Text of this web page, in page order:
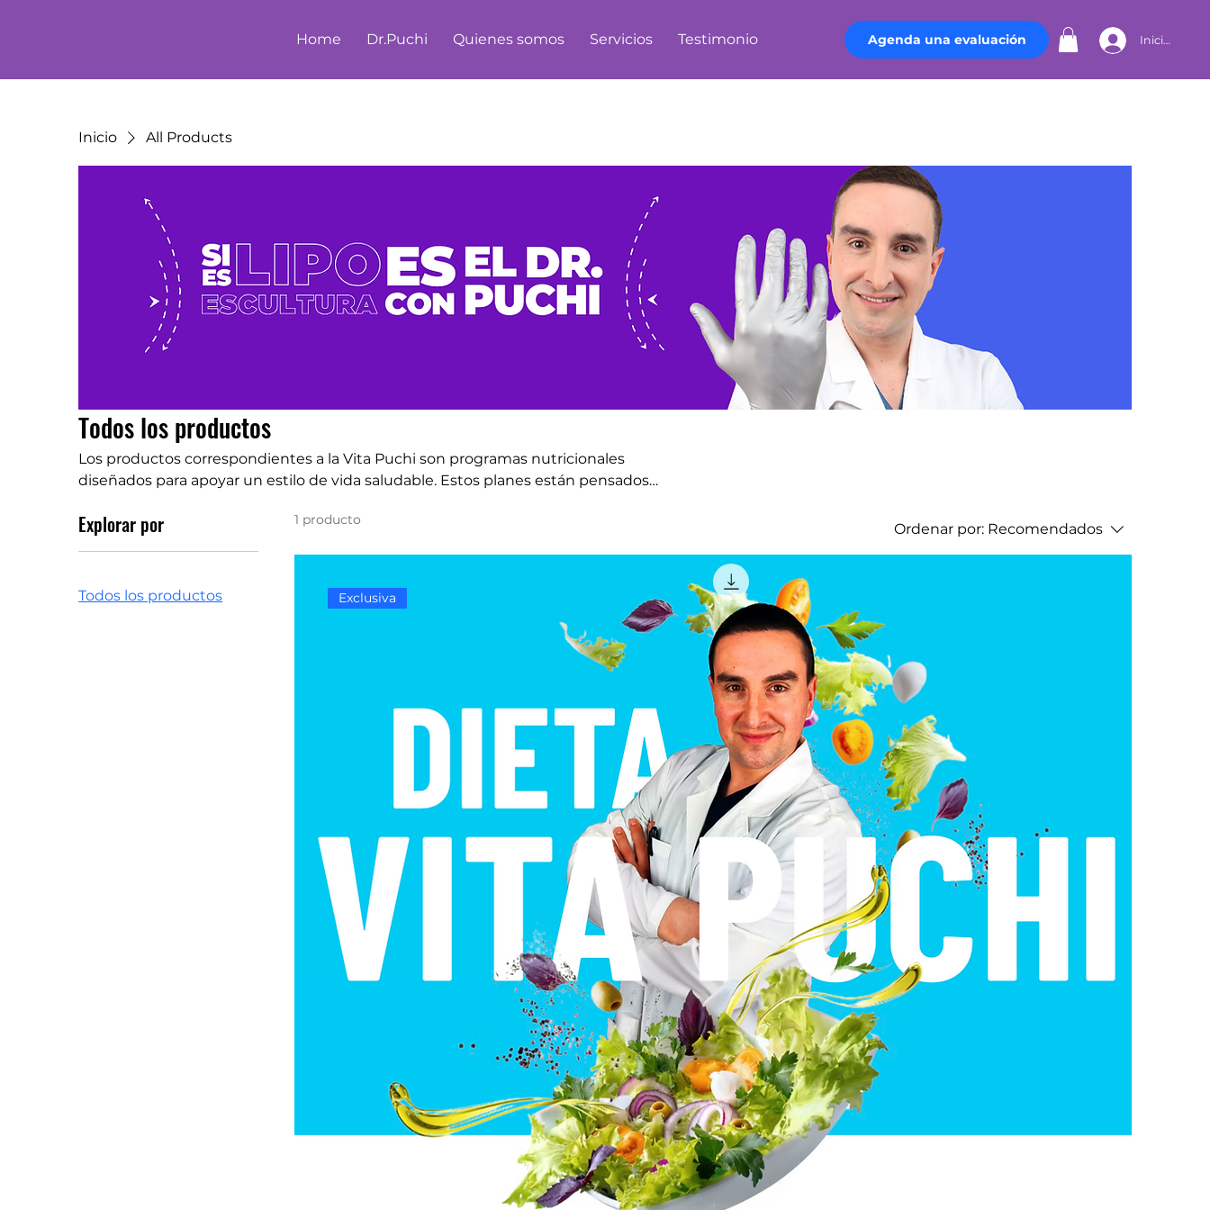
Iniciar
Home Dr.Puchi Quienes somos Servicios Testimonio Agenda una evaluación
Inicio All Products
Todos los productos
Los productos correspondientes a la Vita Puchi son programas nutricionales
diseñados para apoyar un estilo de vida saludable. Estos planes están pensados
sostenible.
Explorar por
Todos los productos
1 producto
Ordenar por: Recomendados
Exclusiva